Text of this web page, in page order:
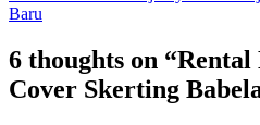
Baru
6 thoughts on
Cover Skerting